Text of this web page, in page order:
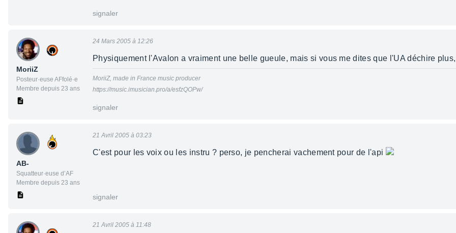
signaler
MoriiZ
Posteur·euse AFfolé·e
Membre depuis 23 ans
24 Mars 2005 à 12:26
Physiquement l'Avalon a vraiment une belle gueule, mais si vous me dites que l'UA déchire
MoriiZ, made in France music producer
https://music.imusician.pro/a/esfzQOPw/
signaler
AB-
Squatteur·euse d’AF
Membre depuis 23 ans
21 Avril 2005 à 03:23
C'est pour les voix ou les instru ? perso, je pencherai vachement pour de l'api
signaler
21 Avril 2005 à 11:48